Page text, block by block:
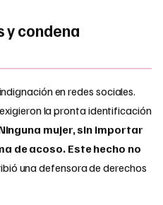
y condena
en redes sociales.
la pronta identificación
mujer, sin importar
de acoso. Este hecho no
una defensora de derechos